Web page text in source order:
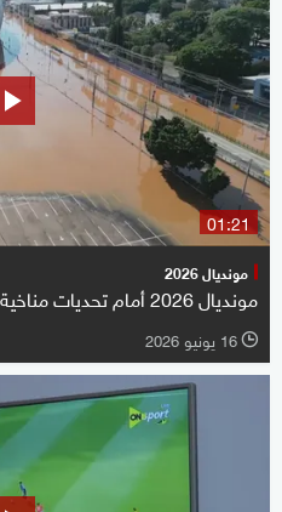
01:21
مونديال 2026
مونديال 2026 أمام تحديات مناخية غير مسبوقة
l 16 يونيو 2026